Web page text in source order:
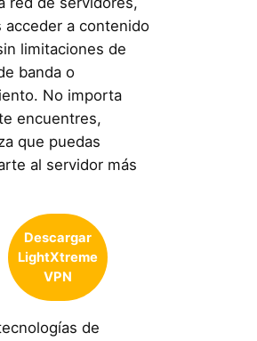
acceder a contenido
limitaciones de
banda o
No importa
encuentres,
que puedas
al servidor más
Descargar
LightXtreme
VPN
de